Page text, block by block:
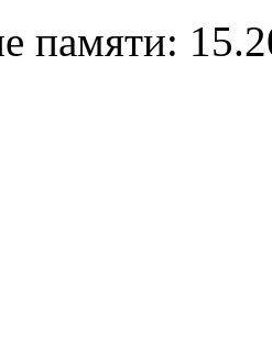
памяти: